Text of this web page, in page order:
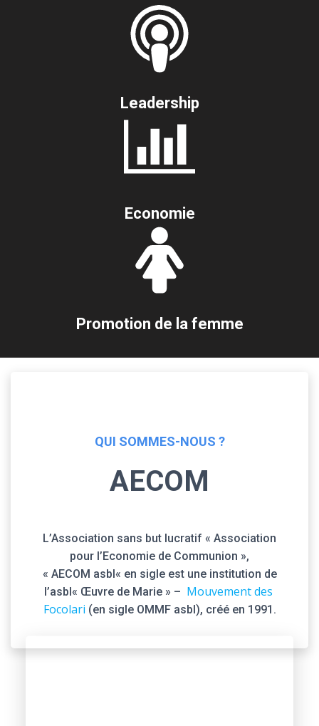
Leadership
Economie
Promotion de la femme
QUI SOMMES-NOUS ?
AECOM
L’Association sans but lucratif « Association
pour l’Economie de Communion »,
« AECOM asbl« en sigle est une institution de
l’asbl« Œuvre de Marie » – Mouvement des
Focolari (en sigle OMMF asbl), créé en 1991.